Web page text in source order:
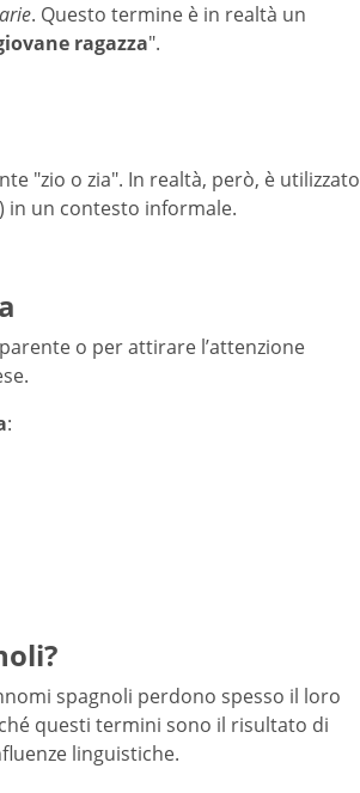
. Questo termine è in realtà un
ragazza".
"zio o zia". In realtà, però, è utilizzato
in un contesto informale.
o per attirare l’attenzione
:
spagnoli perdono spesso il loro
questi termini sono il risultato di
linguistiche.